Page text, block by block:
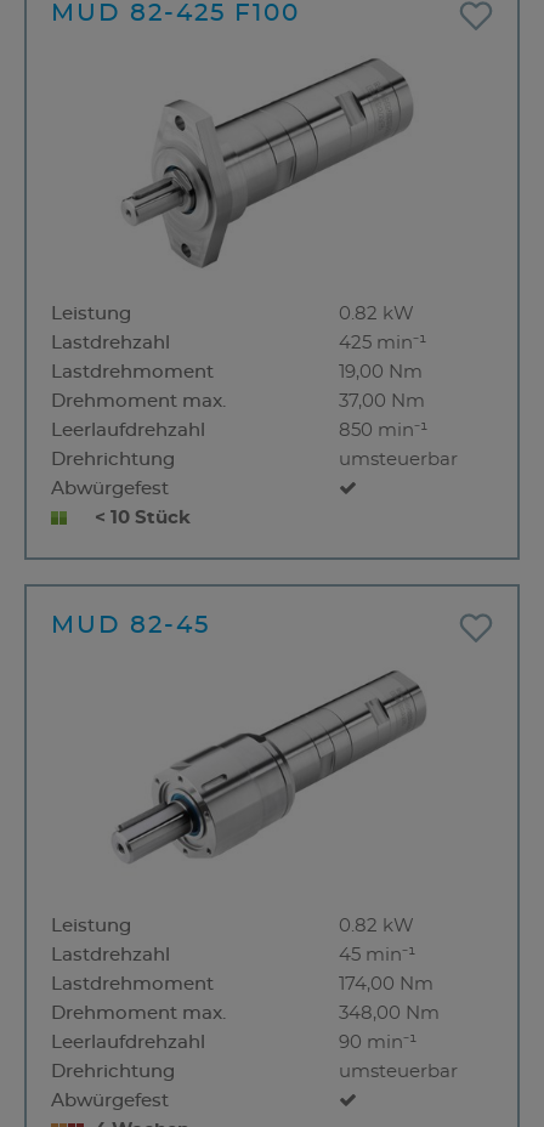
MUD 82-425 F100
Leistung
0.82 kW
Lastdrehzahl
425 min⁻¹
Lastdrehmoment
19,00 Nm
Drehmoment max.
37,00 Nm
Leerlaufdrehzahl
850 min⁻¹
Drehrichtung
umsteuerbar
Abwürgefest
< 10 Stück
MUD 82-45
Leistung
0.82 kW
Lastdrehzahl
45 min⁻¹
Lastdrehmoment
174,00 Nm
Drehmoment max.
348,00 Nm
Leerlaufdrehzahl
90 min⁻¹
Drehrichtung
umsteuerbar
Abwürgefest